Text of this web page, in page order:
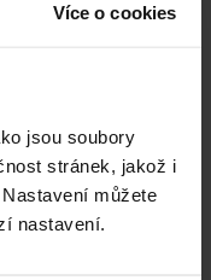
Více o cookies
jsou soubory
stránek, jakož i
můžete
nastavení.
čerpadel máme
domě v